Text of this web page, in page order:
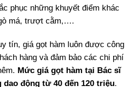
phục những khuyết điểm khác
má, trượt cằm,….
tín, giá gọt hàm luôn được công
hàng và đảm bảo các chi phí
Mức giá gọt hàm tại Bác sĩ
dao động từ 40 đến 120 triệu.